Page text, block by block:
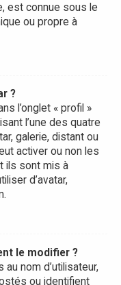
est connue sous le
ou propre à
?
l’onglet « profil »
l’une des quatre
galerie, distant ou
activer ou non les
ils sont mis à
d’avatar,
le modifier ?
nom d’utilisateur,
ou identifient